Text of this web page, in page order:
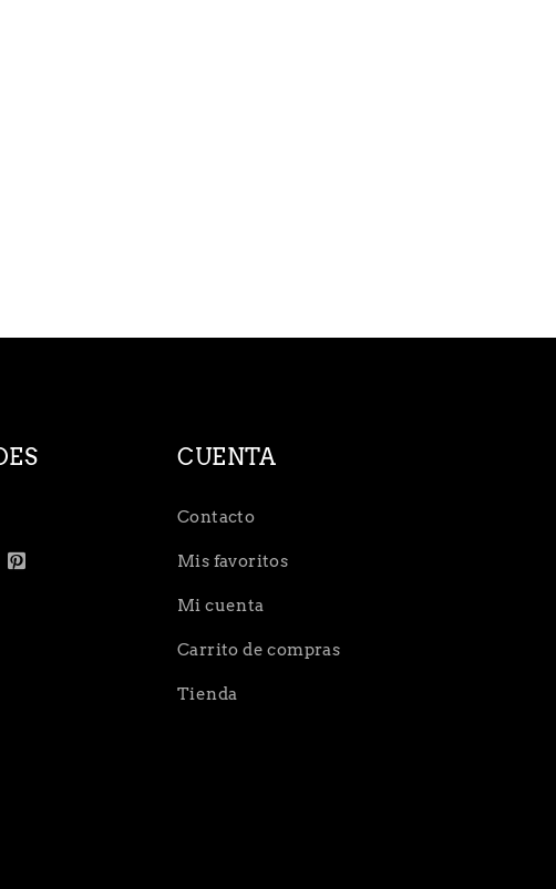
CUENTA
Contacto
Mis favoritos
Mi cuenta
Carrito de compras
Tienda